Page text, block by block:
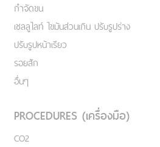
กำจัดขน
เชลลูไลท์ ไขมันส่วนเกิน ปรับรูปร่าง
ปรับรูปหน้าเรียว
รอยสัก
อื่นๆ
PROCEDURES (เครื่องมือ)
CO2